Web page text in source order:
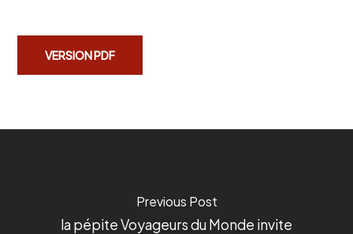
VERSION PDF
Previous Post
la pépite Voyageurs du Monde invite